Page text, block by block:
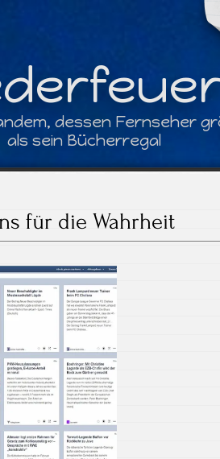
dessen Fernseher
als sein Bücherregal
für die Wahrheit